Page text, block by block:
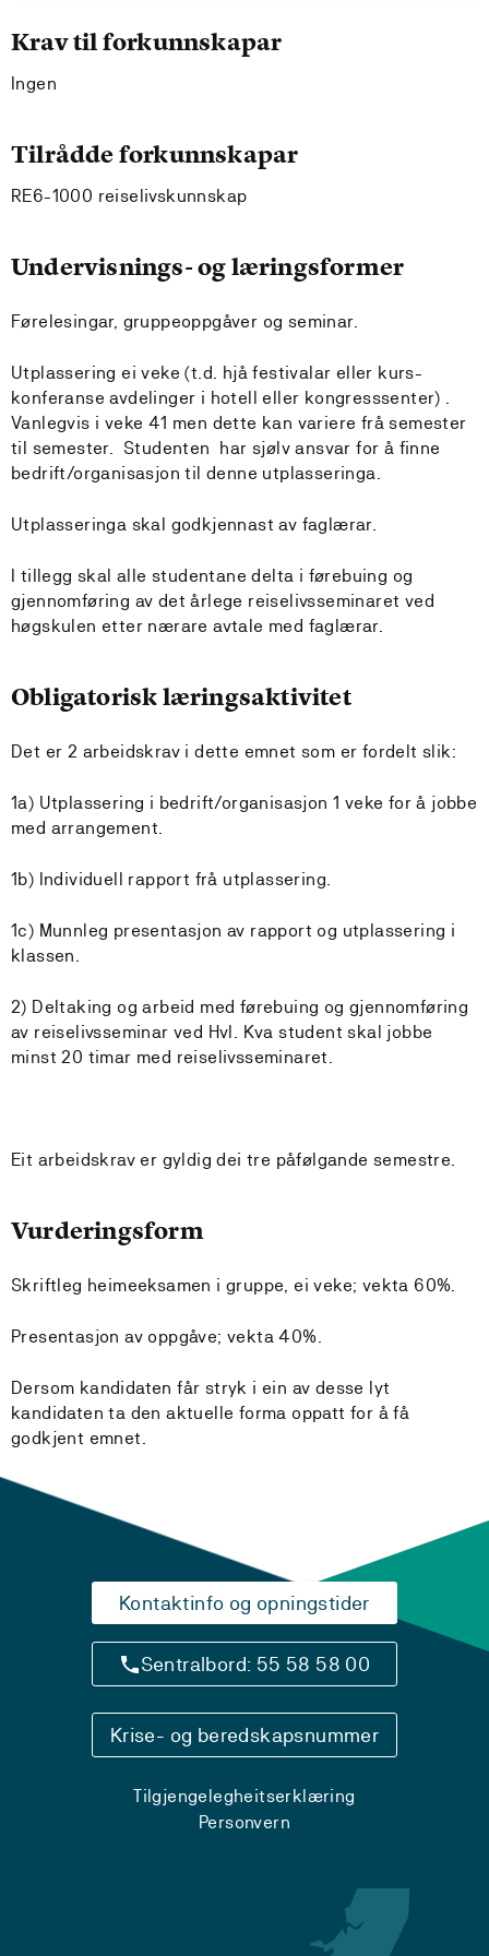
Krav til forkunnskapar
Ingen
Tilrådde forkunnskapar
RE6-1000 reiselivskunnskap
Undervisnings- og læringsformer
Førelesingar, gruppeoppgåver og seminar.
Utplassering ei veke (t.d. hjå festivalar eller kurs-
konferanse avdelinger i hotell eller kongresssenter) .
Vanlegvis i veke 41 men dette kan variere frå semester
til semester. Studenten har sjølv ansvar for å finne
bedrift/organisasjon til denne utplasseringa.
Utplasseringa skal godkjennast av faglærar.
I tillegg skal alle studentane delta i førebuing og
gjennomføring av det årlege reiselivsseminaret ved
høgskulen etter nærare avtale med faglærar.
Obligatorisk læringsaktivitet
Det er 2 arbeidskrav i dette emnet som er fordelt slik:
1a) Utplassering i bedrift/organisasjon 1 veke for å jobbe
med arrangement.
1b) Individuell rapport frå utplassering.
1c) Munnleg presentasjon av rapport og utplassering i
klassen.
2) Deltaking og arbeid med førebuing og gjennomføring
av reiselivsseminar ved Hvl. Kva student skal jobbe
minst 20 timar med reiselivsseminaret.
Eit arbeidskrav er gyldig dei tre påfølgande semestre.
Vurderingsform
Skriftleg heimeeksamen i gruppe, ei veke; vekta 60%.
Presentasjon av oppgåve; vekta 40%.
Dersom kandidaten får stryk i ein av desse lyt
kandidaten ta den aktuelle forma oppatt for å få
godkjent emnet.
Kontaktinfo og opningstider
Sentralbord: 55 58 58 00
Krise- og beredskapsnummer
Tilgjengelegheitserklæring
Personvern